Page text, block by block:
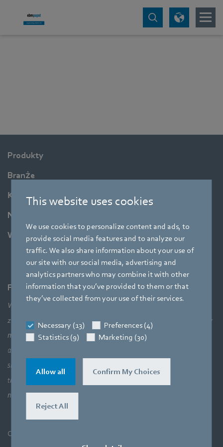
This website uses cookies
We use cookies to personalize content and ads, to
provide social media features and to analyze our
traffic. We also share information about your use of
our site with our social media, advertising and
analytics partners who may combine it with other
information that you’ve provided to them or that
they’ve collected from your use of their services.
Necessary (13)
Preferences (4)
Statistics (9)
Marketing (30)
Allow all Confirm My Choices
Reject All
Produkty
Branże
Koncern
Newsroom
Wsparcie
Firma
Wiodące technologie, rozwiązania w pionierskich
zastosowaniach, innowacyjne produkty — wszystko to nie byłoby
możliwe bez szerszego spojrzenia na połączenia elementów
aerodynamicznych, co oznacza idealną współpracę technologii
silnika, elektroniki i aerodynamiki. Nasze produkty ściśle łączą
trzy główne obszary wiedzy specjalistycznej. Celem jest zawsze
najbardziej efektywne wykorzystanie powietrza i ruchu.
Ogólne warunki i postanowienia